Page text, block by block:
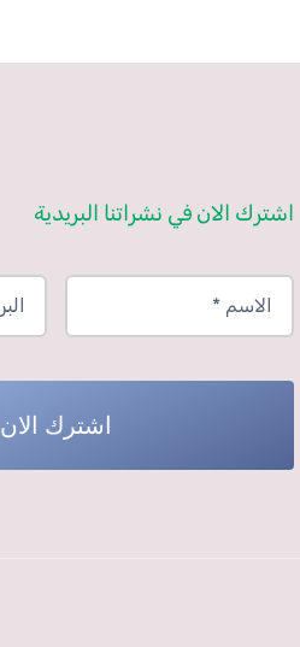
اشترك الان في نشراتنا البريدية
اشترك الان